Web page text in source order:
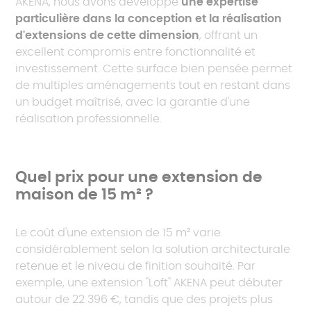
AKENA, nous avons développé une expertise
particulière dans la conception et la réalisation
d'extensions de cette dimension, offrant un
excellent compromis entre fonctionnalité et
investissement. Cette surface bien pensée permet
de multiples aménagements tout en restant dans
un budget maîtrisé, avec la garantie d'une
réalisation professionnelle.
Quel prix pour une extension de
maison de 15 m² ?
Le coût d'une extension de 15 m² varie
considérablement selon la solution architecturale
retenue et le niveau de finition souhaité. Par
exemple, une extension "Loft" AKENA peut débuter
autour de 22 396 €, tandis que des projets plus